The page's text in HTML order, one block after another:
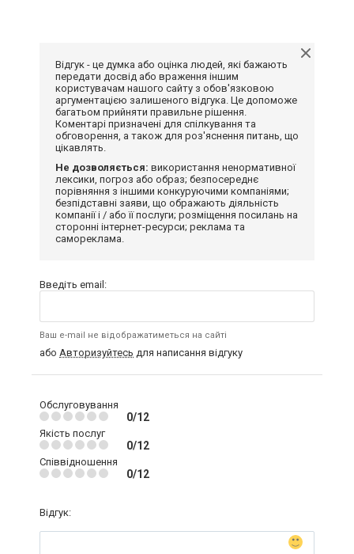
Відгук - це думка або оцінка людей, які бажають
передати досвід або враження іншим
користувачам нашого сайту з обов'язковою
аргументацією залишеного відгука. Це допоможе
багатьом прийняти правильне рішення.
Коментарі призначені для спілкування та
обговорення, а також для роз'яснення питань, що
цікавлять.
Не дозволяється: використання ненормативної
лексики, погроз або образ; безпосереднє
порівняння з іншими конкуруючими компаніями;
безпідставні заяви, що ображають діяльність
компанії і / або її послуги; розміщення посилань на
сторонні інтернет-ресурси; реклама та
самореклама.
Введіть email:
Ваш e-mail не відображатиметься на сайті
або Авторизуйтесь для написання відгуку
Обслуговування
0/12
Якість послуг
0/12
Співвідношення
0/12
Відгук: